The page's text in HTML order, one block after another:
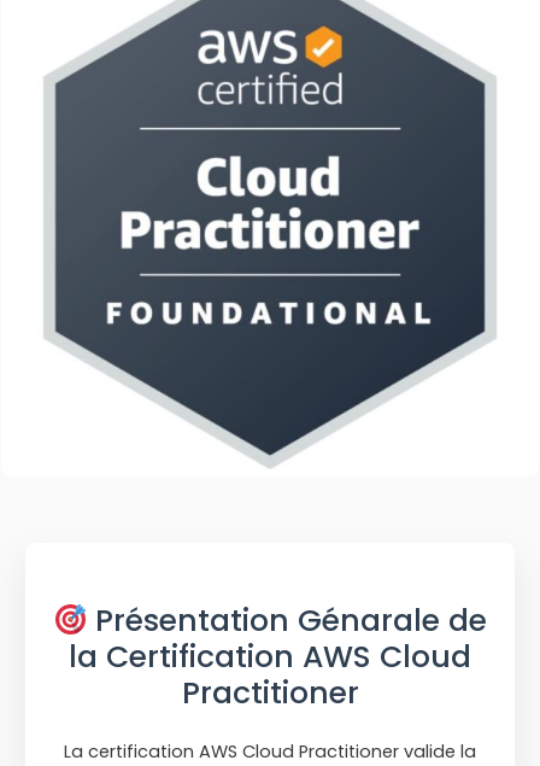
Présentation Génarale de
la Certification AWS Cloud
Practitioner
La certification AWS Cloud Practitioner valide la